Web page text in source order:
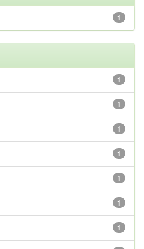
1
1
1
1
1
1
1
1